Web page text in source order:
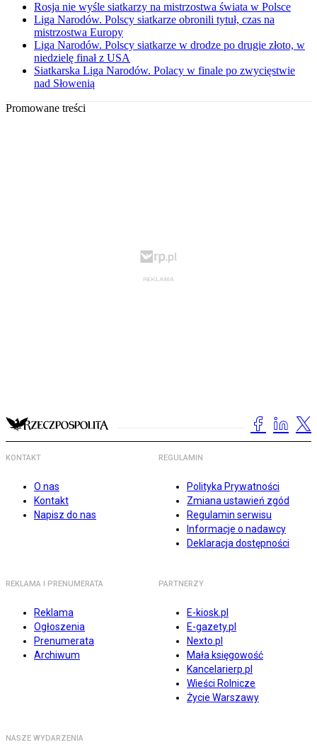
Rosja nie wyśle siatkarzy na mistrzostwa świata w Polsce
Liga Narodów. Polscy siatkarze obronili tytuł, czas na
mistrzostwa Europy
Liga Narodów. Polscy siatkarze w drodze po drugie złoto, w
niedzielę finał z USA
Siatkarska Liga Narodów. Polacy w finale po zwycięstwie
nad Słowenią
Promowane treści
KONTAKT
O nas
Kontakt
Napisz do nas
REGULAMIN
Polityka Prywatności
Zmiana ustawień zgód
Regulamin serwisu
Informacje o nadawcy
Deklaracja dostępności
REKLAMA I PRENUMERATA
Reklama
Ogłoszenia
Prenumerata
Archiwum
PARTNERZY
E-kiosk.pl
E-gazety.pl
Nexto.pl
Mała księgowość
Kancelarierp.pl
Wieści Rolnicze
Życie Warszawy
NASZE WYDARZENIA